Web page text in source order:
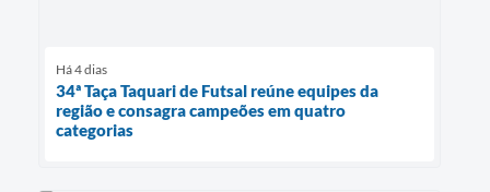
Há 4 dias
34ª Taça Taquari de Futsal reúne equipes da
região e consagra campeões em quatro
categorias